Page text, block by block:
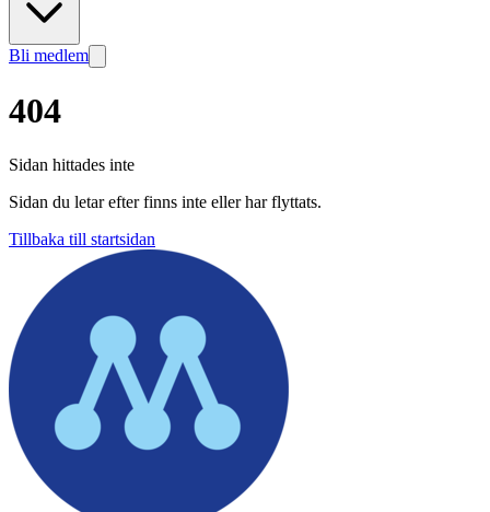
Bli medlem
404
Sidan hittades inte
Sidan du letar efter finns inte eller har flyttats.
Tillbaka till startsidan